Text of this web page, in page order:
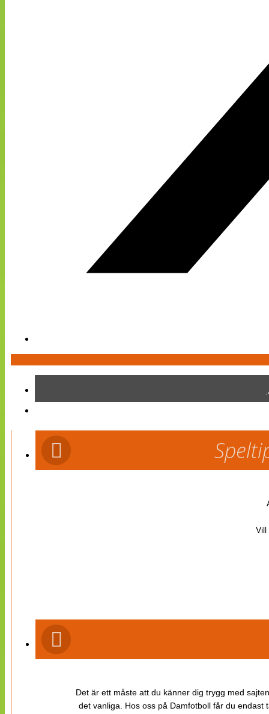
Vill
Det är ett måste att du känner dig trygg med
det vanliga. Hos oss på Damfotboll får du